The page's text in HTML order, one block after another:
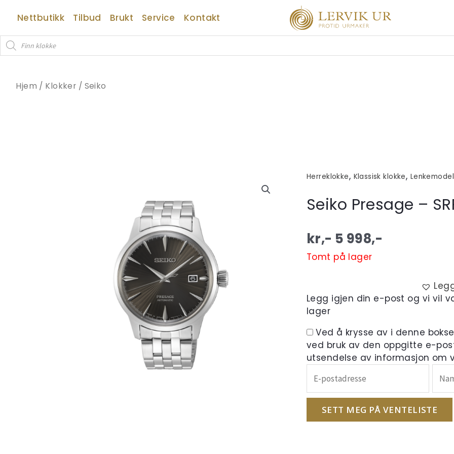
innholdet
Nettbutikk Tilbud Brukt Service
Kontakt
Products
search
Hjem / Klokker / Seiko
Herreklokke, Klassisk klokke,
Seiko Presage –
kr,- 5 998,-
Tomt på lager
Legg igjen din e-post og vi vil
lager
Ved å krysse av i denne
ved bruk av den oppgitte e-
utsendelse av informasjon om
inn
e-
postadressen
din
SETT MEG PÅ VENTELISTE